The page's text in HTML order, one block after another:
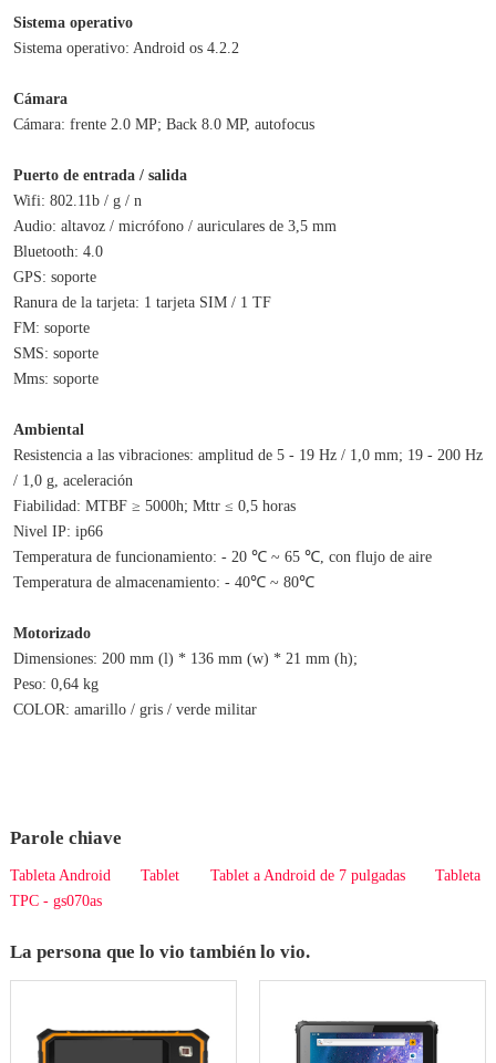
Sistema operativo
Sistema operativo: Android os 4.2.2
Cámara
Cámara: frente 2.0 MP; Back 8.0 MP, autofocus
Puerto de entrada / salida
Wifi: 802.11b / g / n
Audio: altavoz / micrófono / auriculares de 3,5 mm
Bluetooth: 4.0
GPS: soporte
Ranura de la tarjeta: 1 tarjeta SIM / 1 TF
FM: soporte
SMS: soporte
Mms: soporte
Ambiental
Resistencia a las vibraciones: amplitud de 5 - 19 Hz / 1,0 mm; 19 - 200 Hz
/ 1,0 g, aceleración
Fiabilidad: MTBF ≥ 5000h; Mttr ≤ 0,5 horas
Nivel IP: ip66
Temperatura de funcionamiento: - 20 ℃ ~ 65 ℃, con flujo de aire
Temperatura de almacenamiento: - 40℃ ~ 80℃
Motorizado
Dimensiones: 200 mm (l) * 136 mm (w) * 21 mm (h);
Peso: 0,64 kg
COLOR: amarillo / gris / verde militar
Parole chiave
Tableta Android Tablet Tablet a Android de 7 pulgadas
Tableta
TPC - gs070as
La persona que lo vio también lo vio.